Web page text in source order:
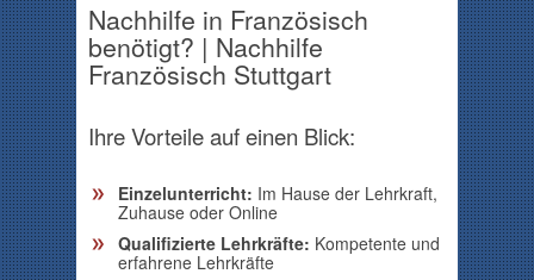
Nachhilfe in Französisch
benötigt? | Nachhilfe
Französisch Stuttgart
Ihre Vorteile auf einen Blick:
Einzelunterricht: Im Hause der Lehrkraft,
Zuhause oder Online
Qualifizierte Lehrkräfte: Kompetente und
erfahrene Lehrkräfte